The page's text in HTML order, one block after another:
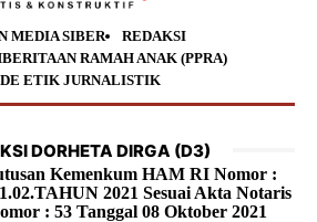
MEDIA SIBER
REDAKSI
RAMAH ANAK (PPRA)
ETIK JURNALISTIK
DORHETA DIRGA (D3)
Kemenkum HAM RI Nomor :
2021 Sesuai Akta Notaris
: 53 Tanggal 08 Oktober 2021